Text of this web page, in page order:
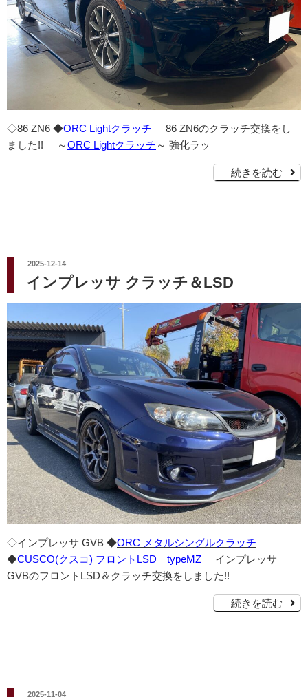
◇86 ZN6 ◆ORC Lightクラッチ 86 ZN6のクラッチ交換をし
ました!! ～ORC Lightクラッチ ～ 強化ラッ
続きを読む
投
日:
2025-12-14
インプレッサ クラッチ＆LSD
◇インプレッサ GVB ◆ORC メタルシングルクラッチ
◆CUSCO(クスコ) フロントLSD typeMZ インプレッサ
GVBのフロントLSD＆クラッチ交換をしました!!
続きを読む
投
2025-11-04